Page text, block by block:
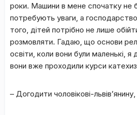
роки. Машини в мене спочатку не
потребують уваги, а
того, дітей потрібно не лише
розмовляти. Гадаю, що основи
освіти, коли вони були маленькі,
вони вже проходили курси
– Догодити чоловікові-